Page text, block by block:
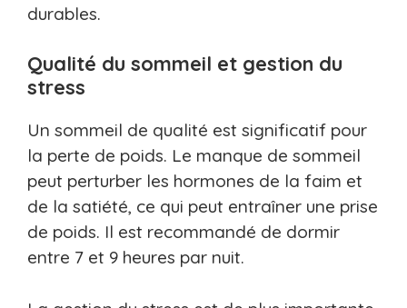
durables.
Qualité du sommeil et gestion du
stress
Un sommeil de qualité est significatif pour
la perte de poids. Le manque de sommeil
peut perturber les hormones de la faim et
de la satiété, ce qui peut entraîner une prise
de poids. Il est recommandé de dormir
entre 7 et 9 heures par nuit.